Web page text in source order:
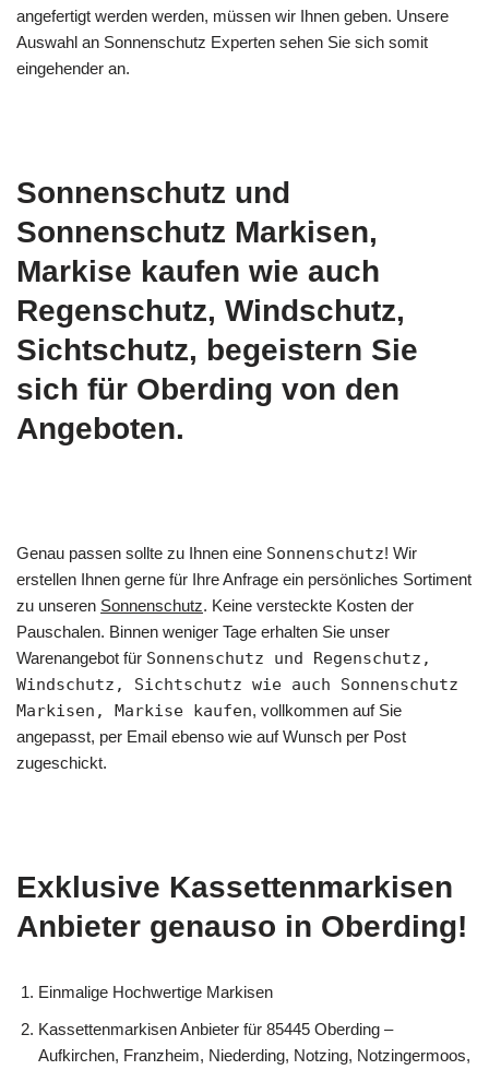
angefertigt werden werden, müssen wir Ihnen geben. Unsere
Auswahl an Sonnenschutz Experten sehen Sie sich somit
eingehender an.
Sonnenschutz und
Sonnenschutz Markisen,
Markise kaufen wie auch
Regenschutz, Windschutz,
Sichtschutz, begeistern Sie
sich für Oberding von den
Angeboten.
Genau passen sollte zu Ihnen eine Sonnenschutz! Wir
erstellen Ihnen gerne für Ihre Anfrage ein persönliches Sortiment
zu unseren Sonnenschutz. Keine versteckte Kosten der
Pauschalen. Binnen weniger Tage erhalten Sie unser
Warenangebot für Sonnenschutz und Regenschutz,
Windschutz, Sichtschutz wie auch Sonnenschutz
Markisen, Markise kaufen, vollkommen auf Sie
angepasst, per Email ebenso wie auf Wunsch per Post
zugeschickt.
Exklusive Kassettenmarkisen
Anbieter genauso in Oberding!
Einmalige Hochwertige Markisen
Kassettenmarkisen Anbieter für 85445 Oberding –
Aufkirchen, Franzheim, Niederding, Notzing, Notzingermoos,